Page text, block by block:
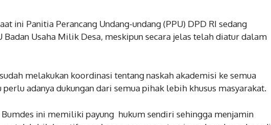
ini Panitia Perancang Undang-undang (PPU) DPD RI sedang
Badan Usaha Milik Desa, meskipun secara jelas telah diatur dalam
melakukan koordinasi tentang naskah akademisi ke semua
adanya dukungan dari semua pihak lebih khusus masyarakat.
ini memiliki payung hukum sendiri sehingga menjamin